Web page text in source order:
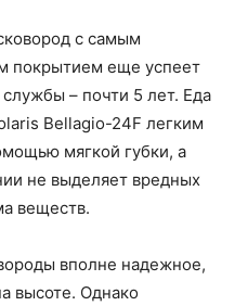
с самым
покрытием еще успеет
– почти 5 лет. Еда
Bellagio-24F легким
мягкой губки, а
не выделяет вредных
веществ.
вполне надежное,
высоте. Однако